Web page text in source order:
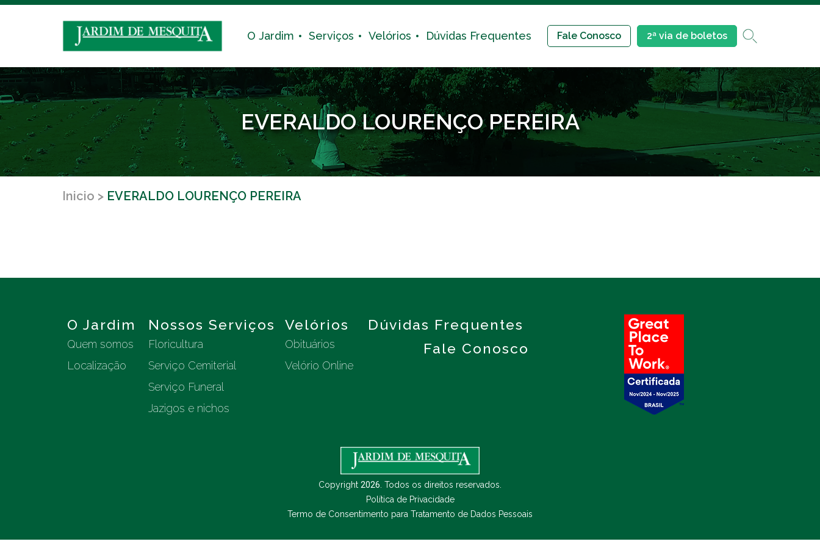
O Jardim Serviços Velórios Dúvidas Frequentes Fale Conosco 2ª via de boletos
EVERALDO LOURENÇO PEREIRA
Inicio EVERALDO LOURENÇO PEREIRA
O Jardim
Quem somos
Localização
Nossos Serviços
Floricultura
Serviço Cemiterial
Serviço Funeral
Jazigos e nichos
Velórios
Obituários
Velório Online
Dúvidas Frequentes
Fale Conosco
Copyright 2026 . Todos os direitos reservados.
Política de Privacidade
Termo de Consentimento para Tratamento de Dados Pessoais